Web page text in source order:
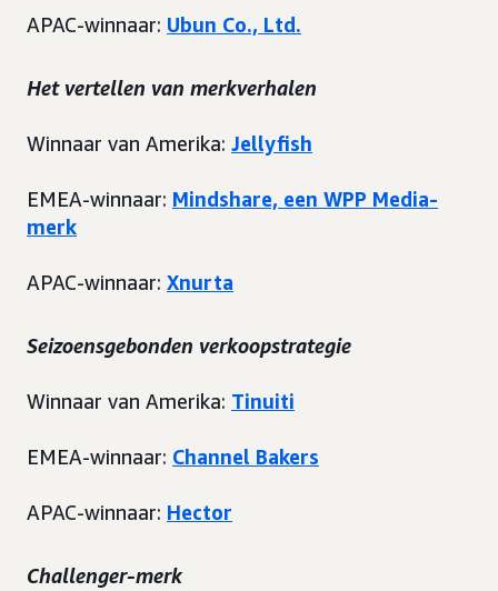
APAC-winnaar: Ubun Co., Ltd.
Het vertellen van merkverhalen
Winnaar van Amerika: Jellyfish
EMEA-winnaar: Mindshare, een WPP Media-
merk
APAC-winnaar: Xnurta
Seizoensgebonden verkoopstrategie
Winnaar van Amerika: Tinuiti
EMEA-winnaar: Channel Bakers
APAC-winnaar: Hector
Challenger-merk